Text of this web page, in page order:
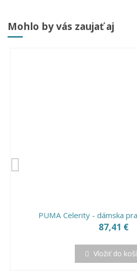
Mohlo by vás zaujať aj
PUMA Celerity - dámska
87,41 €
Vložiť do